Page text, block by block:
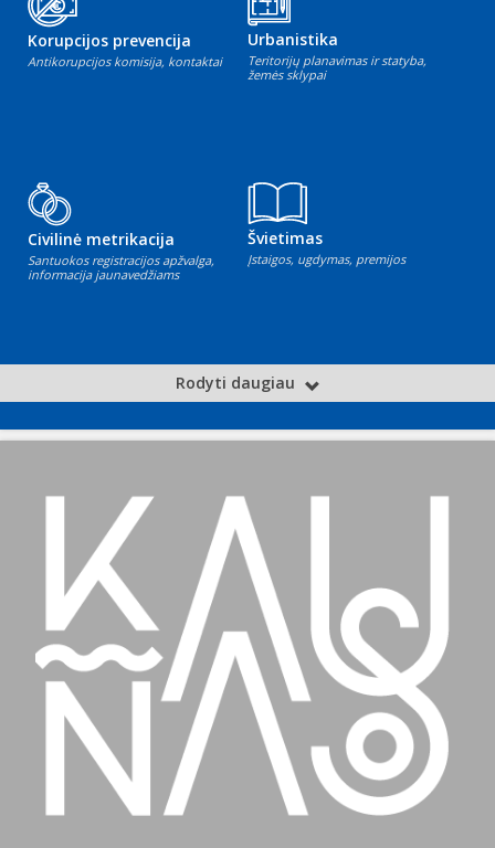
Korupcijos prevencija
Antikorupcijos komisija, kontaktai
Urbanistika
Teritorijų planavimas ir statyba,
žemės sklypai
Civilinė metrikacija
Santuokos registracijos apžvalga,
informacija jaunavedžiams
Švietimas
Įstaigos, ugdymas, premijos
Rodyti daugiau